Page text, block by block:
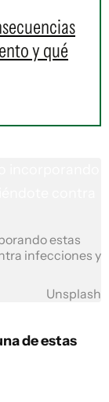
y qué
estas
infecciones y
Unsplash
de estas